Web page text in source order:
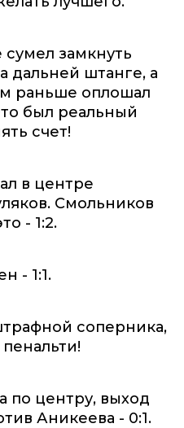
замкнуть
дальней штанге, а
раньше оплошал
был реальный
счет!
в центре
Смольников
- 1:2.
- 1:1.
соперника,
по центру, выход
Аникеева - 0:1.